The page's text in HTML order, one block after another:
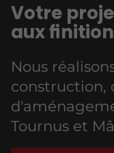
Votre
aux
Nous
construction,
Tournus et